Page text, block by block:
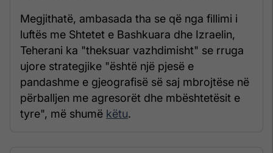
Megjithatë, ambasada tha se që nga fillimi i
luftës me Shtetet e Bashkuara dhe Izraelin,
Teherani ka "theksuar vazhdimisht" se rruga
ujore strategjike "është një pjesë e
pandashme e gjeografisë së saj mbrojtëse në
përballjen me agresorët dhe mbështetësit e
tyre", më shumë këtu.